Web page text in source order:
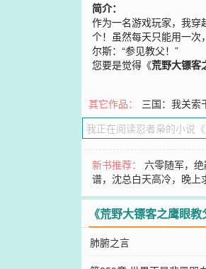
简介：
作为一名游戏玩家，我穿
个！虽然每天只能用一
尔斯：“参见教父！”
您要是觉得《荒野大镖客
其它作品： 三国：我关索
新书推荐：六零随军，
谱，沈总白天高冷，晚上
《荒野大镖客之鹰眼
肺腑之言